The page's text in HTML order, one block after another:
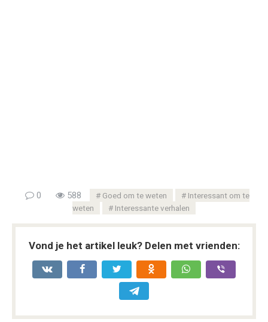
0 588 Goed om te weten
Interessant om te
weten
Interessante verhalen
Vond je het artikel leuk? Delen met vrienden: